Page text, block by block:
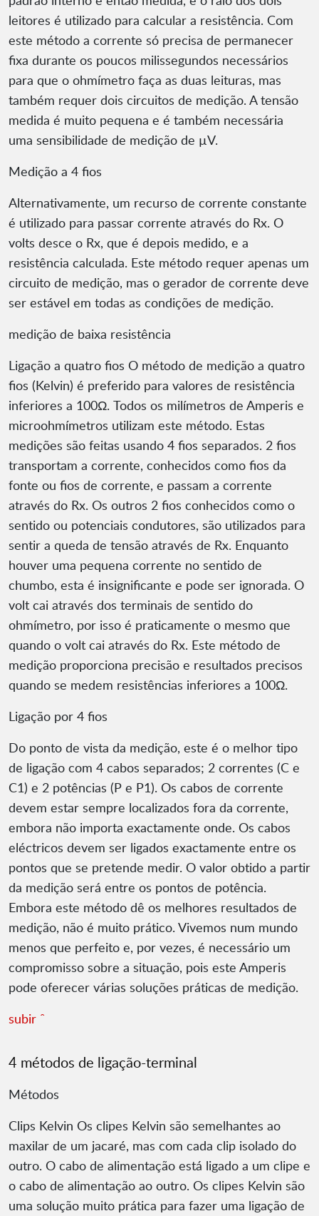
leitores é utilizado para calcular a resistência. Com
este método a corrente só precisa de permanecer
fixa durante os poucos milissegundos necessários
para que o ohmímetro faça as duas leituras, mas
também requer dois circuitos de medição. A tensão
medida é muito pequena e é também necessária
uma sensibilidade de medição de µV.
Medição a 4 fios
Alternativamente, um recurso de corrente constante
é utilizado para passar corrente através do Rx. O
volts desce o Rx, que é depois medido, e a
resistência calculada. Este método requer apenas um
circuito de medição, mas o gerador de corrente deve
ser estável em todas as condições de medição.
medição de baixa resistência
Ligação a quatro fios O método de medição a quatro
fios (Kelvin) é preferido para valores de resistência
inferiores a 100Ω. Todos os milímetros de Amperis e
microohmímetros utilizam este método. Estas
medições são feitas usando 4 fios separados. 2 fios
transportam a corrente, conhecidos como fios da
fonte ou fios de corrente, e passam a corrente
através do Rx. Os outros 2 fios conhecidos como o
sentido ou potenciais condutores, são utilizados para
sentir a queda de tensão através de Rx. Enquanto
houver uma pequena corrente no sentido de
chumbo, esta é insignificante e pode ser ignorada. O
volt cai através dos terminais de sentido do
ohmímetro, por isso é praticamente o mesmo que
quando o volt cai através do Rx. Este método de
medição proporciona precisão e resultados precisos
quando se medem resistências inferiores a 100Ω.
Ligação por 4 fios
Do ponto de vista da medição, este é o melhor tipo
de ligação com 4 cabos separados; 2 correntes (C e
C1) e 2 potências (P e P1). Os cabos de corrente
devem estar sempre localizados fora da corrente,
embora não importa exactamente onde. Os cabos
eléctricos devem ser ligados exactamente entre os
pontos que se pretende medir. O valor obtido a partir
da medição será entre os pontos de potência.
Embora este método dê os melhores resultados de
medição, não é muito prático. Vivemos num mundo
menos que perfeito e, por vezes, é necessário um
compromisso sobre a situação, pois este Amperis
pode oferecer várias soluções práticas de medição.
subir ˆ
4 métodos de ligação-terminal
Métodos
Clips Kelvin Os clipes Kelvin são semelhantes ao
maxilar de um jacaré, mas com cada clip isolado do
outro. O cabo de alimentação está ligado a um clipe e
o cabo de alimentação ao outro. Os clipes Kelvin são
uma solução muito prática para fazer uma ligação de